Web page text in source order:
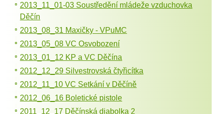
2013_11_01-03 Soustředění mládeže vzduchovka
Děčín
2013_08_31 Maxičky - VPuMC
2013_05_08 VC Osvobození
2013_01_12 KP a VC Děčína
2012_12_29 Silvestrovská čtyřicítka
2012_11_10 VC Setkání v Děčíně
2012_06_16 Boletické pistole
2011_12_17 Děčínská diabolka 2